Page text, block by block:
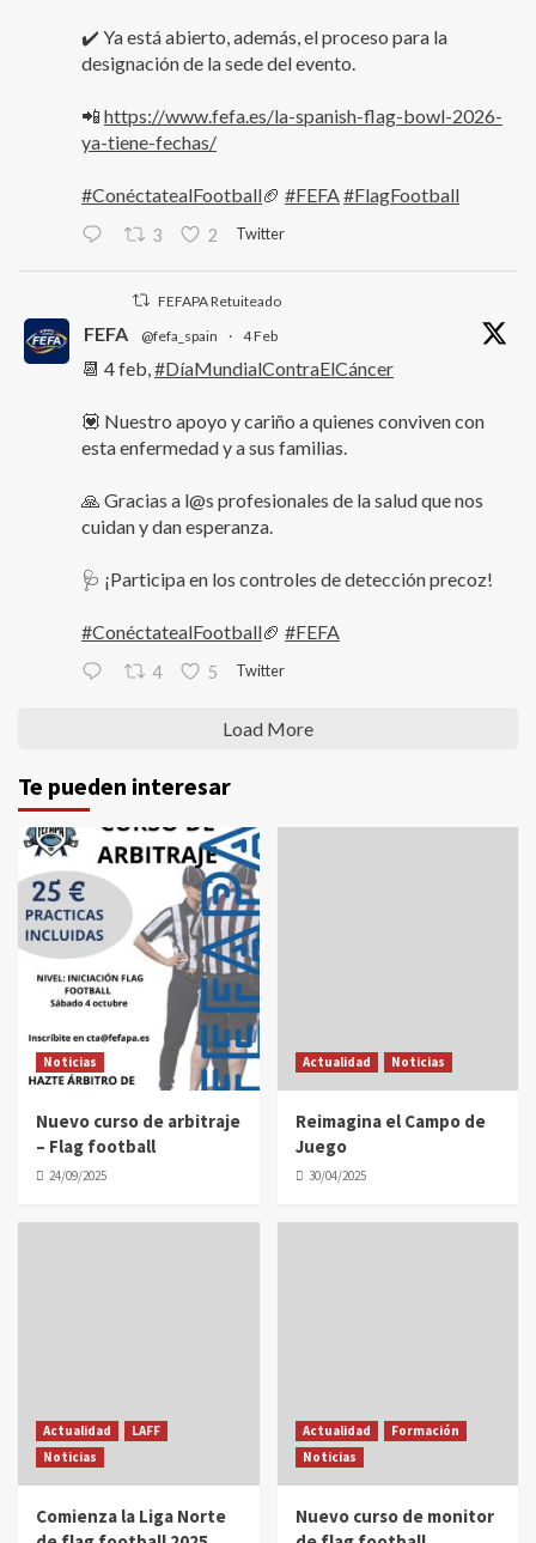
✔️ Ya está abierto, además, el proceso para la
designación de la sede del evento.
📲 https://www.fefa.es/la-spanish-flag-bowl-2026-
ya-tiene-fechas/
#ConéctatealFootball🏈 #FEFA#FlagFootball
3 2 Twitter
FEFAPA Retuiteado
FEFA @fefa_spain · 4 Feb
📆 4 feb,#DíaMundialContraElCáncer
💟 Nuestro apoyo y cariño a quienes conviven con
esta enfermedad y a sus familias.
🙏 Gracias a l@s profesionales de la salud que nos
cuidan y dan esperanza.
🩺 ¡Participa en los controles de detección precoz!
#ConéctatealFootball🏈 #FEFA
4 5 Twitter
Load More
Te pueden interesar
Noticias
Nuevo curso de arbitraje
– Flag football
24/09/2025
Actualidad Noticias
Reimagina el Campo de
Juego
30/04/2025
Actualidad
LAFF
Noticias
Comienza la Liga Norte
Actualidad
Formación
Noticias
Nuevo curso de monitor